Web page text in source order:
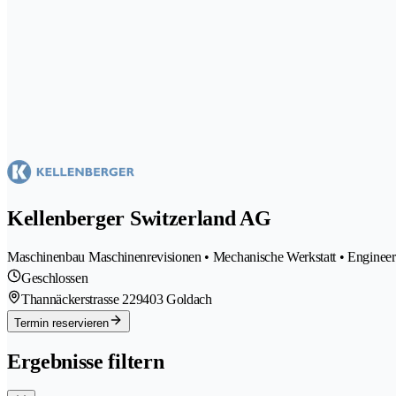
Kellenberger Switzerland AG
Maschinenbau Maschinenrevisionen • Mechanische Werkstatt •
Geschlossen
Thannäckerstrasse 229403 Goldach
Termin reservieren
Ergebnisse filtern